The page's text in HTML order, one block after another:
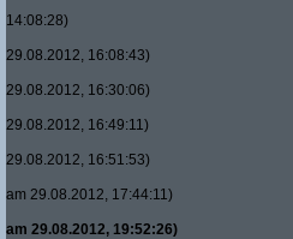
14:08:28)
29.08.2012, 16:08:43)
29.08.2012, 16:30:06)
29.08.2012, 16:49:11)
29.08.2012, 16:51:53)
am 29.08.2012, 17:44:11)
am 29.08.2012, 19:52:26)